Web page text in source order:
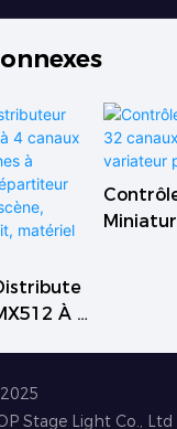
À 4
Stage Light Co., Ltd